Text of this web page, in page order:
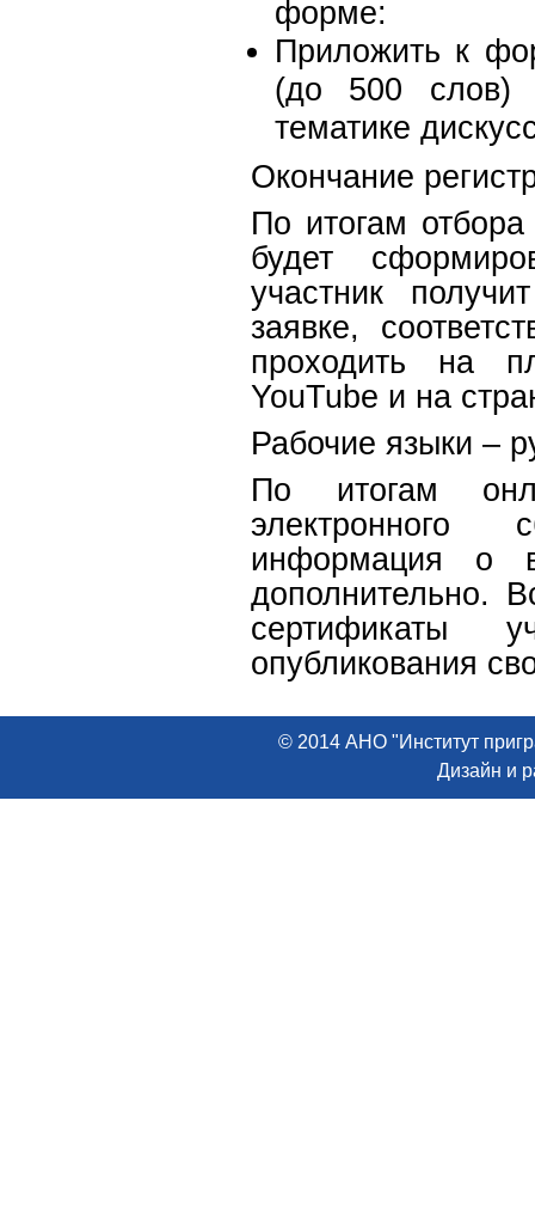
форме:
Приложить к
(до 500 слов)
тематике
Окончание
По итогам
будет
участник
заявке,
проходить на
YouTube и на
Рабочие языки –
По итогам
электронного
информация о
дополнительно.
сертификаты
опубликования
© 2014 АНО "Институт
Дизайн и